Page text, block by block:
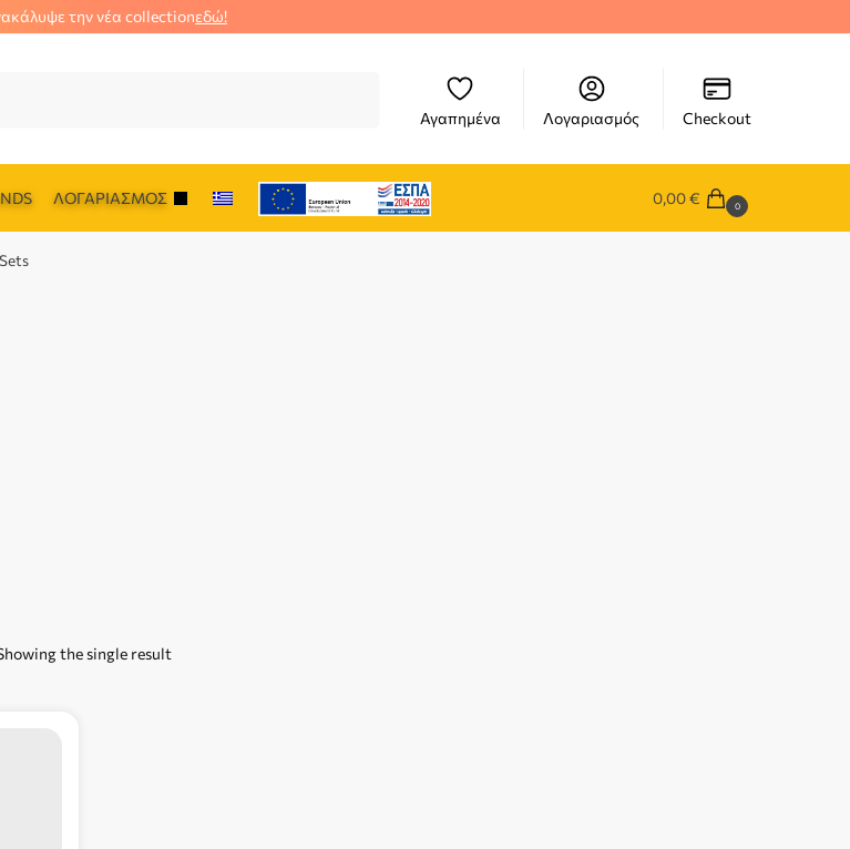
την νέα collectionεδώ!
Αγαπημένα Λογαριασμός Checkout
ΛΟΓΑΡΙΑΣΜΌΣ 0,00€ 0
the single result